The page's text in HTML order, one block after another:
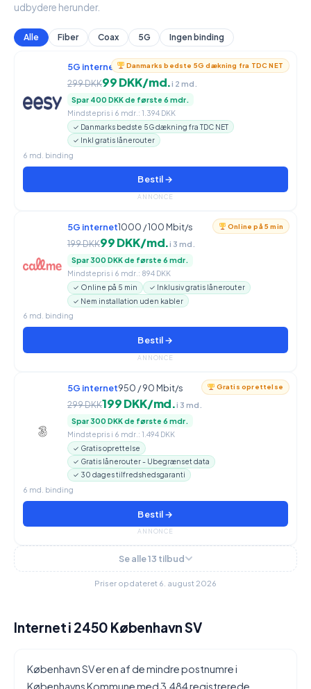
udbydere herunder.
Alle Fiber Coax 5G Ingen binding
Danmarks bedste 5G dækning fra TDC NET
5G internet950 / 90 Mbit/s
299 DKK99 DKK/md.i 2 md.
Spar 400 DKK de første 6 mdr.
Mindstepris i 6 mdr.: 1.394 DKK
✓ Danmarks bedste 5G dækning fra TDC NET
✓ Inkl gratis lånerouter
6 md. binding
Bestil →
ANNONCE
Online på 5 min
5G internet1000 / 100 Mbit/s
199 DKK99 DKK/md.i 3 md.
Spar 300 DKK de første 6 mdr.
Mindstepris i 6 mdr.: 894 DKK
✓ Online på 5 min
✓ Inklusiv gratis lånerouter
✓ Nem installation uden kabler
6 md. binding
Bestil →
ANNONCE
Gratis oprettelse
5G internet950 / 90 Mbit/s
299 DKK199 DKK/md.i 3 md.
Spar 300 DKK de første 6 mdr.
Mindstepris i 6 mdr.: 1.494 DKK
✓ Gratis oprettelse
✓ Gratis lånerouter - Ubegrænset data
✓ 30 dages tilfredshedsgaranti
6 md. binding
Bestil →
ANNONCE
Se alle 13 tilbud
Priser opdateret 6. august 2026
Internet i 2450 København SV
København SV er en af de mindre postnumre i